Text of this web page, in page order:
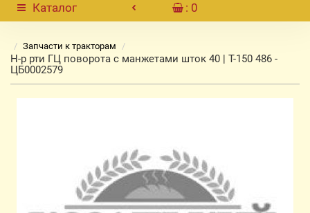
Каталог : 0
Запчасти к тракторам
Н-р рти ГЦ поворота с манжетами шток 40 | Т-150 486 -
ЦБ0002579